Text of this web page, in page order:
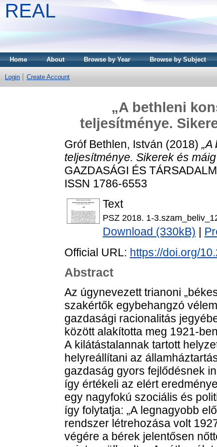
REAL
Home About Browse by Year Browse by Subject
Login Create Account
„A bethleni
teljesítménye.
Gróf Bethlen, István (2018)
teljesítménye. Sikerek és
GAZDASÁGI ÉS
ISSN 1786-6553
Text
PSZ 2018. 1-
Download (330kB)
Official URL: https://doi.org/
Abstract
Az úgynevezett trianoni
szakértők egybehangzó
gazdasági racionalitás
között alakította meg 1921-
A kilátástalannak tartott
helyreállítani az
gazdaság gyors fejlődésnek
így értékeli az elért
egy nagyfokú szociális és
így folytatja: „A legnagyobb
rendszer létrehozása volt
végére a bérek jelentősen